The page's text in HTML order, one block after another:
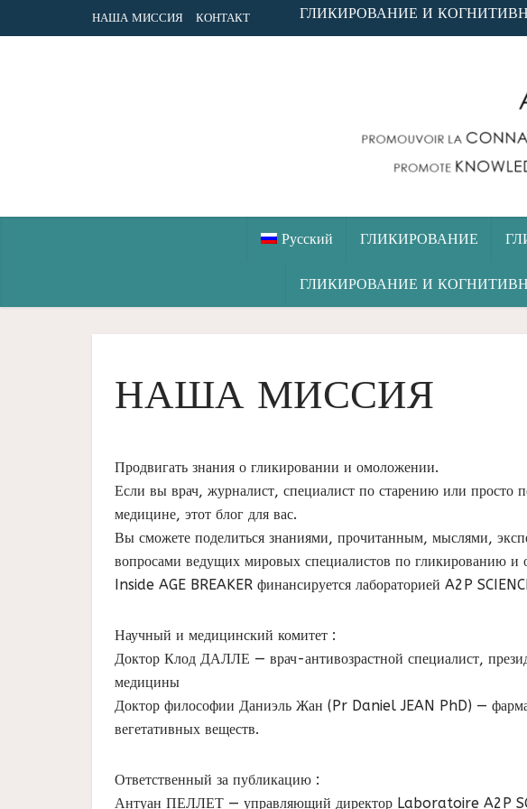
ГЛИКИРОВАНИЕ И
НАША МИССИЯ КОНТАКТ
Русский ГЛИКИРОВАНИЕ
ГЛИКИРОВАНИЕ И
НАША МИССИЯ
Продвигать знания о гликировании и омоложении.
Если вы врач, журналист, специалист по старению или просто
медицине, этот блог для вас.
Вы сможете поделиться знаниями, прочитанным, мыслями,
вопросами ведущих мировых специалистов по гликированию
Inside AGE BREAKER финансируется лабораторией A2P
Научный и медицинский комитет :
Доктор Клод ДАЛЛЕ — врач-антивозрастной специалист,
медицины
Доктор философии Даниэль Жан (Pr Daniel JEAN PhD) —
вегетативных веществ.
Ответственный за публикацию :
Антуан ПЕЛЛЕТ — управляющий директор Laboratoire A2P